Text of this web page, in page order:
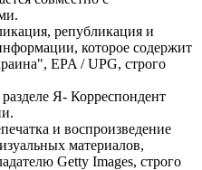
републикация и
которое содержит
EPA / UPG, строго
Я- Корреспондент
и воспроизведение
материалов,
Getty Images, строго